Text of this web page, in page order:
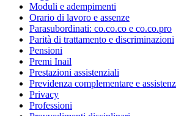
Moduli e adempimenti
Orario di lavoro e assenze
Parasubordinati: co.co.co e co.co.pro
Parità di trattamento e discriminazioni
Pensioni
Premi Inail
Prestazioni assistenziali
Previdenza complementare e
Privacy
Professioni